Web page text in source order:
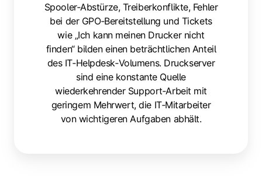
Spooler‑Abstürze, Treiberkonflikte, Fehler
bei der GPO‑Bereitstellung und Tickets
wie „Ich kann meinen Drucker nicht
finden“ bilden einen beträchtlichen Anteil
des IT‑Helpdesk‑Volumens. Druckserver
sind eine konstante Quelle
wiederkehrender Support‑Arbeit mit
geringem Mehrwert, die IT‑Mitarbeiter
von wichtigeren Aufgaben abhält.